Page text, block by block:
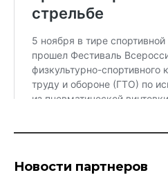
Новости партнеров